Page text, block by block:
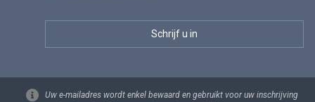
Uw e-mailadres wordt enkel bewaard en gebruikt voor uw inschrijving